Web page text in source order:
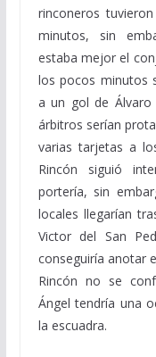
rinconeros
minutos, sin
estaba mejor el
los pocos minutos
a un gol de Álvaro
árbitros serían
varias tarjetas a
Rincón siguió
portería, sin
locales llegarían
Victor del San
conseguiría anotar
Rincón no se
Ángel tendría una
la escuadra.